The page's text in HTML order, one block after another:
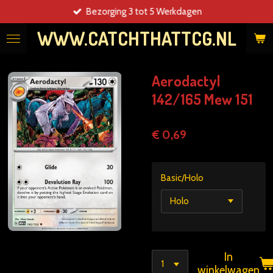
direct
naar
WWW.CATCHTHATTCG.NL
Bezorging 3 tot 5 Werkdagen
Aerodactyl
142/165 Mew 151
€ 0,69
Basic/Holo
In